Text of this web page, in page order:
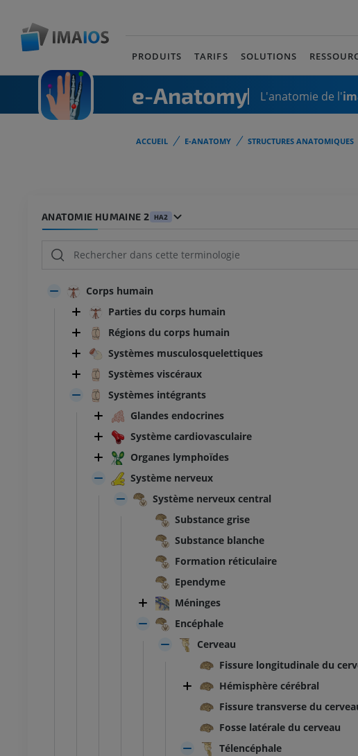
PRODUITS TARIFS SOLUTIONS
e-Anatomy L'anatomie de l'
ACCUEIL E-ANATOMY STRUCTURES ANATOMIQUES
ANATOMIE HUMAINE 2 HA2
Corps humain
Parties du corps humain
Régions du corps humain
Systèmes musculosquelettiques
Systèmes viscéraux
Systèmes intégrants
Glandes endocrines
Système cardiovasculaire
Organes lymphoïdes
Système nerveux
Système nerveux central
Substance grise
Substance blanche
Formation réticulaire
Ependyme
Méninges
Encéphale
Cerveau
Fissure longitudinale du
Hémisphère cérébral
Fissure transverse du
Fosse latérale du cerveau
Télencéphale